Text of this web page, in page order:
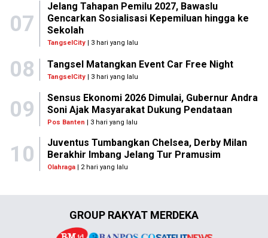
07
Jelang Tahapan Pemilu 2027, Bawaslu
Gencarkan Sosialisasi Kepemiluan hingga ke
Sekolah
TangselCity| 3 hari yang lalu
08 Tangsel Matangkan Event Car Free Night
TangselCity | 3 hari yang lalu
09
Sensus Ekonomi 2026 Dimulai, Gubernur Andra
Soni Ajak Masyarakat Dukung Pendataan
Pos Banten | 3 hari yang lalu
10
Juventus Tumbangkan Chelsea, Derby Milan
Berakhir Imbang Jelang Tur Pramusim
Olahraga| 2 hari yang lalu
GROUP RAKYAT MERDEKA